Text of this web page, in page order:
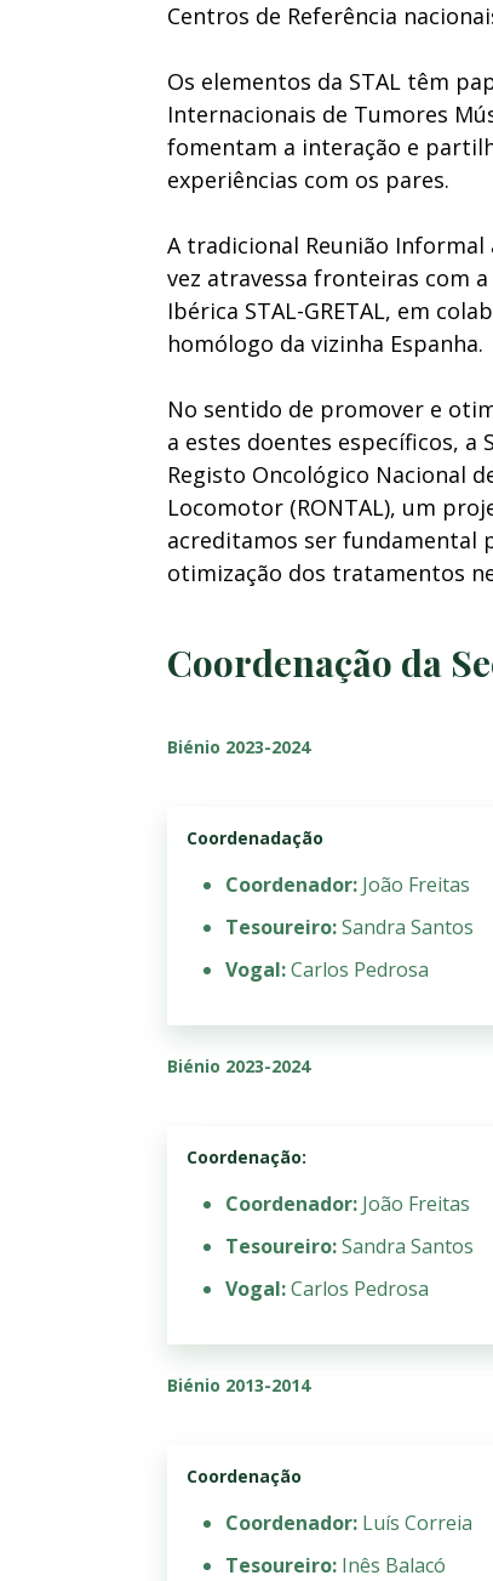
Centros de Referência
Os elementos da STAL têm
Internacionais de Tumores
fomentam a interação e
experiências com os pares.
A tradicional Reunião Informal
vez atravessa fronteiras com
Ibérica STAL-GRETAL, em
homólogo da vizinha Espanha.
No sentido de promover e
a estes doentes específicos, a
Registo Oncológico Nacional
Locomotor (RONTAL), um
acreditamos ser fundamental
otimização dos tratamentos
Coordenação da
Biénio 2023-2024
Coordenadação
Coordenador: João Freitas
Tesoureiro:Sandra Santos
Vogal:Carlos Pedrosa
Biénio 2023-2024
Coordenação:
Coordenador: João Freitas
Tesoureiro:Sandra Santos
Vogal:Carlos Pedrosa
Biénio 2013-2014
Coordenação
Coordenador: Luís Correia
Tesoureiro: Inês Balacó